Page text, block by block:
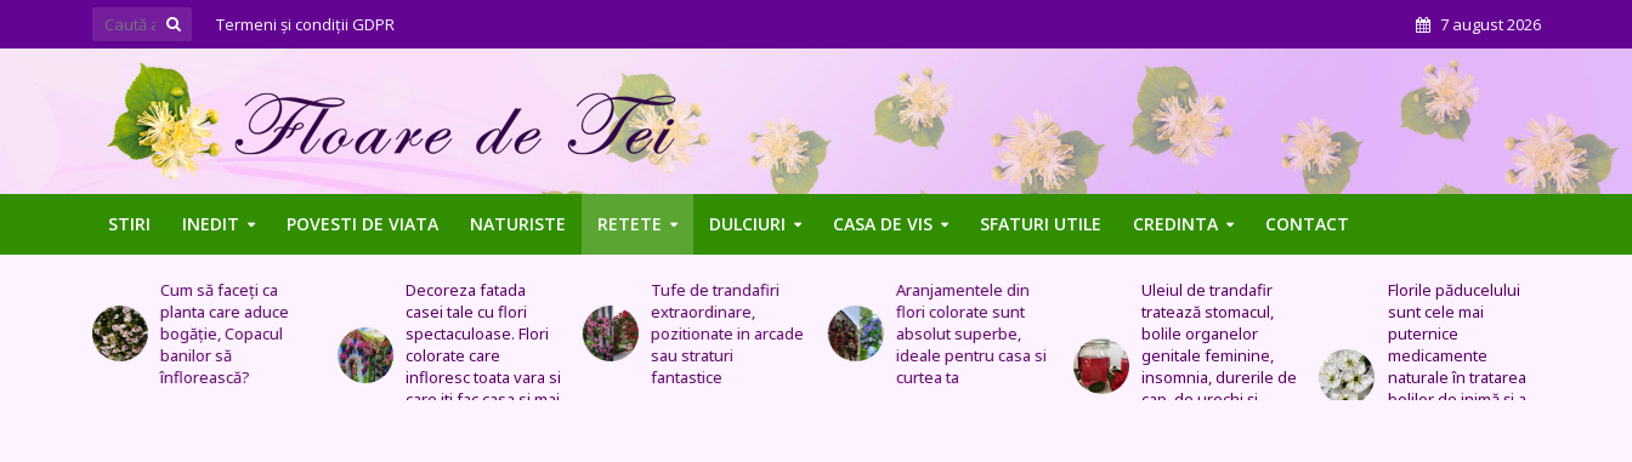
Termeni şi condiţii GDPR 7 august 2026
STIRI INEDIT POVESTI DE VIATA NATURISTE RETETE DULCIURI CASA DE VIS SFATURI UTILE CREDINTA CONTACT
Decoreza fatada
casei tale cu flori
spectaculoase. Flori
colorate care
infloresc toata vara si
Tufe de trandafiri
extraordinare,
pozitionate in arcade
sau straturi
fantastice
Aranjamentele din
flori colorate sunt
absolut superbe,
ideale pentru casa si
curtea ta
Uleiul de trandafir
tratează stomacul,
bolile organelor
genitale feminine,
insomnia, durerile de
Florile păducelului
sunt cele mai
puternice
medicamente
naturale în tratarea
bolilor de inimă şi a
Panseluța sălbatică –
Este eficientă pentru
cistită, ameliorează
constipația, are grijă
de sănătatea urinară,
tratează problemele